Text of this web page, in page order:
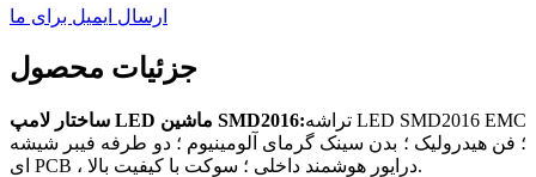
ارسال ایمیل برای ما
جزئیات محصول
ساختار لامپ LED ماشین SMD2016:تراشه LED SMD2016 EMC
؛ فن هیدرولیک ؛ بدن سینک گرمای آلومینیوم ؛ دو طرفه فیبر شیشه
ای PCB ، درایور هوشمند داخلی ؛ سوکت با کیفیت بالا.